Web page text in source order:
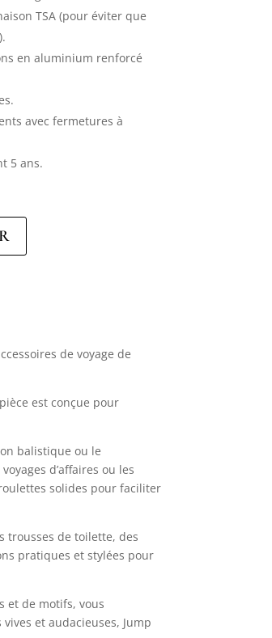
TSA (pour éviter que
en aluminium renforcé
avec fermetures à
5 ans.
de voyage de
est conçue pour
balistique ou le
d’affaires ou les
solides pour faciliter
trousses de toilette, des
pratiques et stylées pour
et de motifs, vous
et audacieuses, Jump